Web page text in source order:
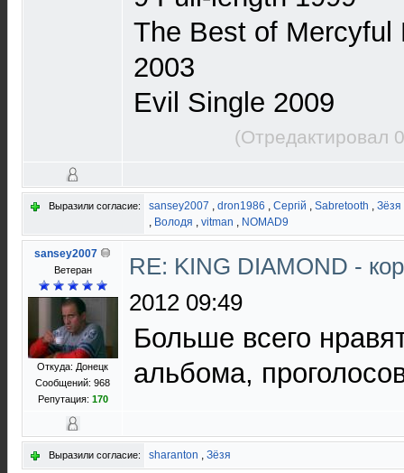
The Best of Mercyful
2003
Evil Single 2009
(Отредактировал
Выразили согласие: sansey2007 , dron1986 , Сергій , Sabretooth , Зёзя
, Володя , vitman , NOMAD9
sansey2007
Ветеран
Откуда: Донецк
Сообщений: 968
Репутация: 170
RE: KING DIAMOND -
2012 09:49
Больше всего
альбома,
Выразили согласие: sharanton , Зёзя